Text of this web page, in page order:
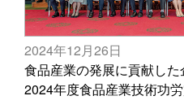
2024年12月26日
食品産業の発展に貢献した
2024年度食品産業技術功